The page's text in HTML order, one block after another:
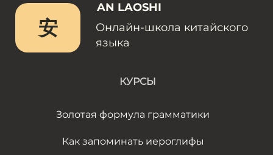
安
AN LAOSHI
Онлайн-школа китайского
языка
КУРСЫ
Золотая формула грамматики
Как запоминать иероглифы